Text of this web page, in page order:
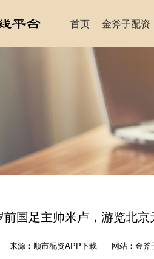
首页 金斧子配资
国足主帅米卢，游览北
来源：顺市配资APP下载 网站：金斧